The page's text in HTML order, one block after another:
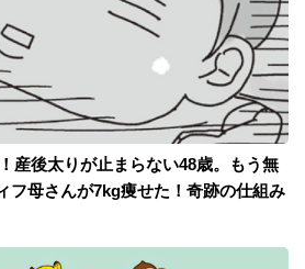
産後太りが止まらない48歳。もう無
母さんが7kg痩せた！奇跡の仕組み